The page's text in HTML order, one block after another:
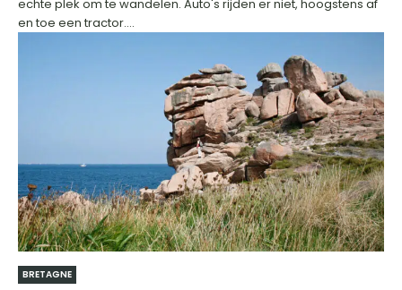
echte plek om te wandelen. Auto's rijden er niet, hoogstens af
en toe een tractor....
BRETAGNE